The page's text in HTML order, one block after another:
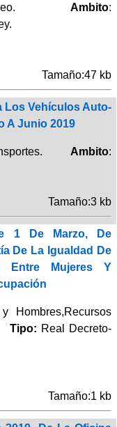
Ambito:
Tamaño:47 kb
Los Vehículos Auto-
A Junio 2019
Ambito:
Tamaño:3 kb
1 De Marzo, De
De La Igualdad De
Entre Mujeres Y
Hombres,Recursos
Tipo: Real Decreto-
Tamaño:1 kb